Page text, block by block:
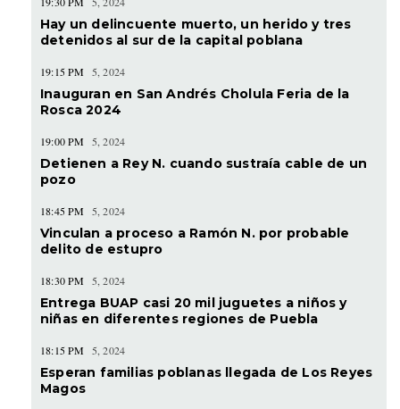
Hay un delincuente muerto, un herido y tres
detenidos al sur de la capital poblana
19:15 PM 5, 2024
Inauguran en San Andrés Cholula Feria de la
Rosca 2024
19:00 PM 5, 2024
Detienen a Rey N. cuando sustraía cable de un
pozo
18:45 PM 5, 2024
Vinculan a proceso a Ramón N. por probable
delito de estupro
18:30 PM 5, 2024
Entrega BUAP casi 20 mil juguetes a niños y
niñas en diferentes regiones de Puebla
18:15 PM 5, 2024
Esperan familias poblanas llegada de Los Reyes
Magos